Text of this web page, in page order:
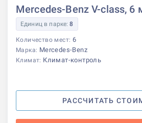
Mercedes-Benz V-class, 6
Единиц в парке:8
Количество мест: 6
Марка: Mercedes-Benz
Климат: Климат-контроль
РАССЧИТАТЬ